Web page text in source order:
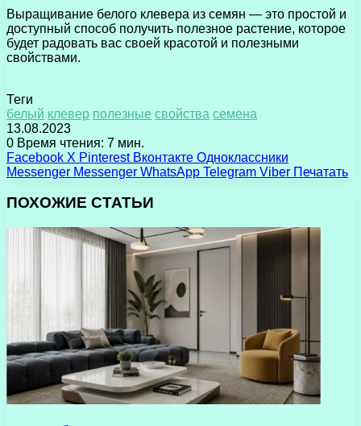
Выращивание белого клевера из семян — это простой и
доступный способ получить полезное растение, которое
будет радовать вас своей красотой и полезными
свойствами.
Теги
белый клевер полезные свойства семена
13.08.2023
0 Время чтения: 7 мин.
Facebook X Pinterest Вконтакте Одноклассники
Messenger Messenger WhatsApp Telegram Viber Печатать
ПОХОЖИЕ СТАТЬИ